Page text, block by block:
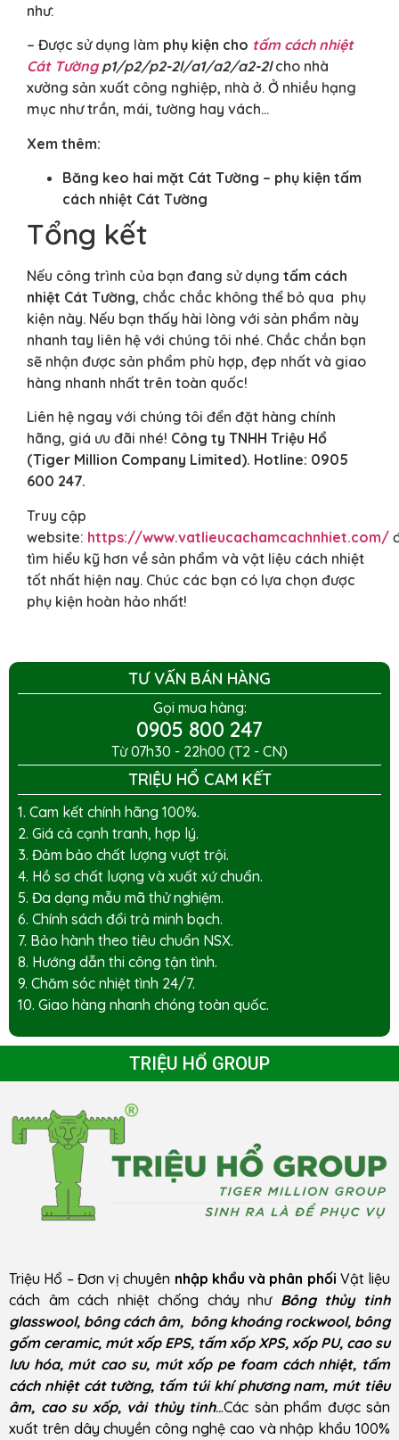
như:
– Được sử dụng làm phụ kiện cho tấm cách nhiệt
Cát Tườngp1/p2/p2-2l/a1/a2/a2-2lcho nhà
xưởng sản xuất công nghiệp, nhà ở. Ở nhiều hạng
mục như trần, mái, tường hay vách…
Xem thêm:
Băng keo hai mặt Cát Tường – phụ kiện tấm
cách nhiệt Cát Tường
Tổng kết
Nếu công trình của bạn đang sử dụng tấm cách
nhiệt Cát Tường, chắc chắc không thể bỏ qua phụ
kiện này. Nếu bạn thấy hài lòng với sản phẩm này
nhanh tay liên hệ với chúng tôi nhé. Chắc chắn bạn
sẽ nhận được sản phẩm phù hợp, đẹp nhất và giao
hàng nhanh nhất trên toàn quốc!
Liên hệ ngay với chúng tôi đển đặt hàng chính
hãng, giá ưu đãi nhé! Công ty TNHH Triệu Hổ
(Tiger Million Company Limited). Hotline: 0905
600 247.
Truy cập
website: https://www.vatlieucachamcachnhiet.com/
tìm hiểu kỹ hơn về sản phẩm và vật liệu cách nhiệt
tốt nhất hiện nay. Chúc các bạn có lựa chọn được
phụ kiện hoàn hảo nhất!
TƯ VẤN BÁN HÀNG
Gọi mua hàng:
0905 800 247
Từ 07h30 - 22h00 (T2 - CN)
TRIỆU HỔ CAM KẾT
1. Cam kết chính hãng 100%.
2. Giá cả cạnh tranh, hợp lý.
3. Đảm bảo chất lượng vượt trội.
4. Hồ sơ chất lượng và xuất xứ chuẩn.
5. Đa dạng mẫu mã thử nghiệm.
6. Chính sách đổi trả minh bạch.
7. Bảo hành theo tiêu chuẩn NSX.
8. Hướng dẫn thi công tận tình.
9. Chăm sóc nhiệt tình 24/7.
10. Giao hàng nhanh chóng toàn quốc.
TRIỆU HỔ GROUP
Triệu Hổ – Đơn vị chuyên nhập khẩu và phân phối Vật liệu
cách âm cách nhiệt chống cháy như Bông thủy tinh
glasswool, bông cách âm, bông khoáng rockwool, bông
gốm ceramic, mút xốp EPS, tấm xốp XPS, xốp PU, cao su
lưu hóa, mút cao su, mút xốp pe foam cách nhiệt, tấm
cách nhiệt cát tường, tấm túi khí phương nam, mút tiêu
âm, cao su xốp, vải thủy tinh...Các sản phẩm được sản
xuất trên dây chuyền công nghệ cao và nhập khẩu 100%